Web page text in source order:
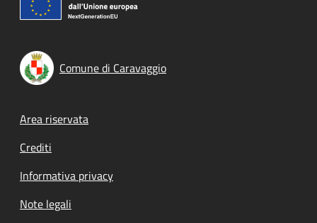
Comune di Caravaggio
Footer menu
Area riservata
Crediti
Informativa privacy
Note legali